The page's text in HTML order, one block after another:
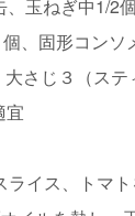
玉ねぎ中1/2
、固形コンソ
さじ３（ステ
宜
ライス、トマ